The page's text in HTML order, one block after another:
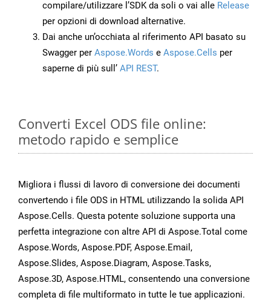
compilare/utilizzare l’SDK da soli o vai alle Release
per opzioni di download alternative.
Dai anche un’occhiata al riferimento API basato su
Swagger per Aspose.Words e Aspose.Cells per
saperne di più sull’ API REST.
Converti Excel ODS file online:
metodo rapido e semplice
Migliora i flussi di lavoro di conversione dei documenti
convertendo i file ODS in HTML utilizzando la solida API
Aspose.Cells. Questa potente soluzione supporta una
perfetta integrazione con altre API di Aspose.Total come
Aspose.Words, Aspose.PDF, Aspose.Email,
Aspose.Slides, Aspose.Diagram, Aspose.Tasks,
Aspose.3D, Aspose.HTML, consentendo una conversione
completa di file multiformato in tutte le tue applicazioni.